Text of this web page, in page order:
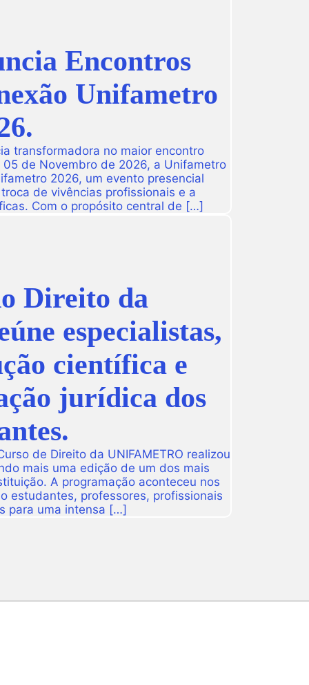
Encontros
Unifametro
transformadora no maior encontro
de Novembro de 2026, a Unifametro
2026, um evento presencial
de vivências profissionais e a
Com o propósito central de […]
Direito da
especialistas,
científica e
jurídica dos
de Direito da UNIFAMETRO realizou
mais uma edição de um dos mais
A programação aconteceu nos
estudantes, professores, profissionais
para uma intensa […]